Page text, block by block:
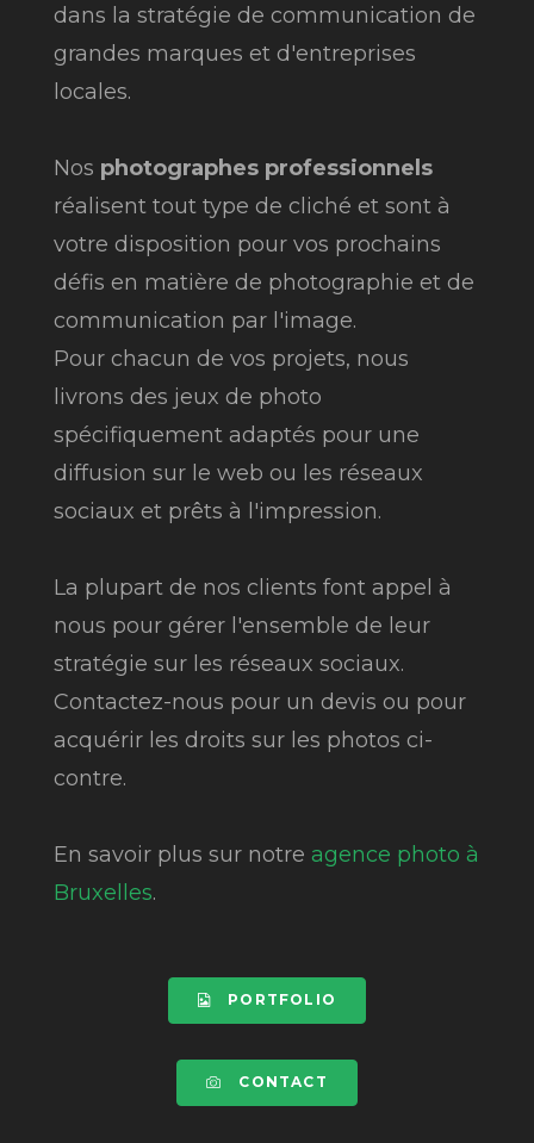
dans la stratégie de communication de
grandes marques et d'entreprises
locales.
Nos photographes professionnels
réalisent tout type de cliché et sont à
votre disposition pour vos prochains
défis en matière de photographie et de
communication par l'image.
Pour chacun de vos projets, nous
livrons des jeux de photo
spécifiquement adaptés pour une
diffusion sur le web ou les réseaux
sociaux et prêts à l'impression.
La plupart de nos clients font appel à
nous pour gérer l'ensemble de leur
stratégie sur les réseaux sociaux.
Contactez-nous pour un devis ou pour
acquérir les droits sur les photos ci-
contre.
En savoir plus sur notre agence photo à
Bruxelles.
PORTFOLIO
CONTACT